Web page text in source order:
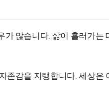
많습니다. 삶이 흘러가는
존감을 지탱합니다. 세상은